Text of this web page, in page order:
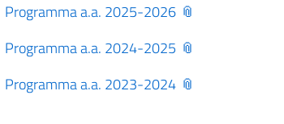
Programma a.a. 2025-2026
Programma a.a. 2024-2025
Programma a.a. 2023-2024